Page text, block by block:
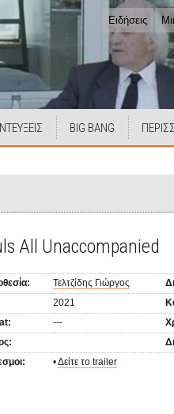
Ειδήσεις
BIG BANG
All Unaccompanied
Τελτζίδης Γιώργος
2021
---
•Δείτε το trailer